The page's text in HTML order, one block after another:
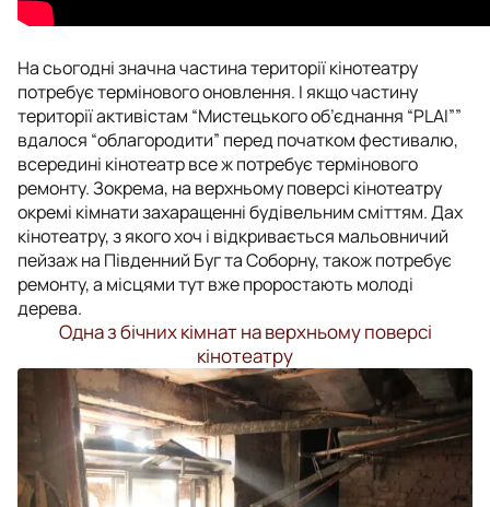
На сьогодні значна частина території кінотеатру
потребує термінового оновлення. І якщо частину
території активістам “Мистецького об’єднання “PLAI””
вдалося “облагородити” перед початком фестивалю,
всередині кінотеатр все ж потребує термінового
ремонту. Зокрема, на верхньому поверсі кінотеатру
окремі кімнати захаращенні будівельним сміттям. Дах
кінотеатру, з якого хоч і відкривається мальовничий
пейзаж на Південний Буг та Соборну, також потребує
ремонту, а місцями тут вже проростають молоді
дерева.
Одна з бічних кімнат на верхньому поверсі
кінотеатру